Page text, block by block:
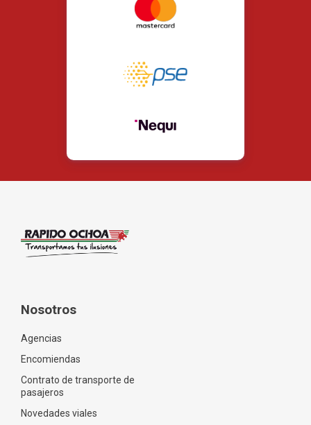
Nosotros
Agencias
Encomiendas
Contrato de transporte de
pasajeros
Novedades viales